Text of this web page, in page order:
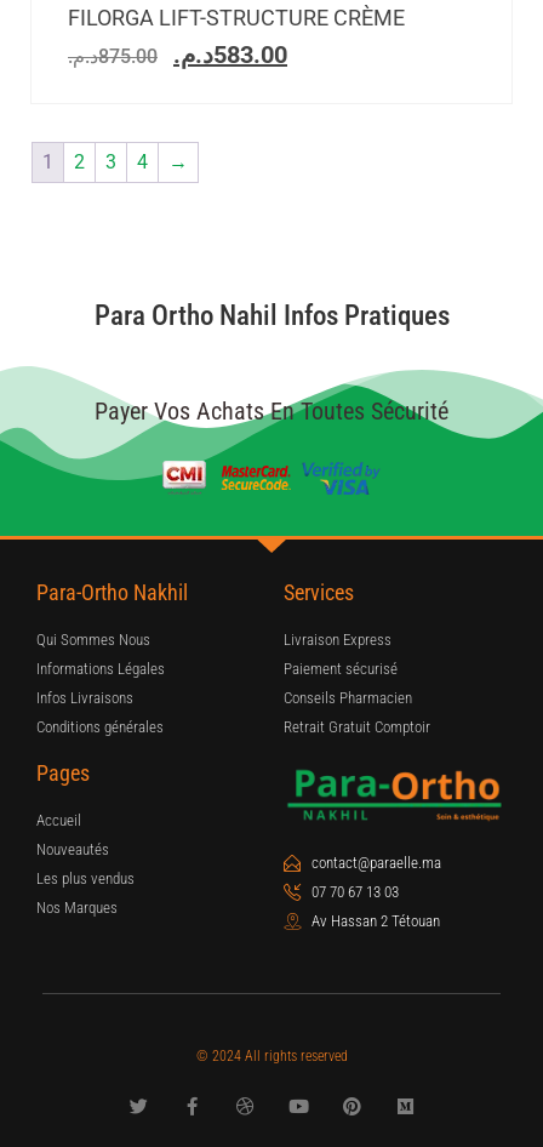
FILORGA LIFT-STRUCTURE CRÈME
875.00د.م. 583.00د.م.
1 2 3 4 →
Para Ortho Nahil Infos Pratiques
Payer Vos Achats En Toutes Sécurité
Para-Ortho Nakhil
Qui Sommes Nous
Informations Légales
Infos Livraisons
Conditions générales
Services
Livraison Express
Paiement sécurisé
Conseils Pharmacien
Retrait Gratuit Comptoir
Pages
Accueil
Nouveautés
Les plus vendus
Nos Marques
contact@paraelle.ma
07 70 67 13 03
Av Hassan 2 Tétouan
© 2024 All rights reserved